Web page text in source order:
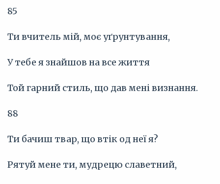
85
Ти вчитель мій, моє уґрунтування,
У тебе я знайшов на все життя
Той гарний стиль, що дав мені визнання.
88
Ти бачиш твар, що втік од неї я?
Рятуй мене ти, мудрецю славетний,